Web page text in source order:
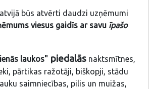
būs atvērti daudzi uzņēmumi
viesus gaidīs ar savu īpašo
laukos" piedalās naktsmītnes,
pārtikas ražotāji, biškopji, stādu
saimniecības, pilis un muižas,